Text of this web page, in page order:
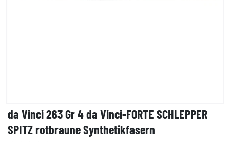
da Vinci 263 Gr 4 da Vinci-FORTE SCHLEPPER
SPITZ rotbraune Synthetikfasern